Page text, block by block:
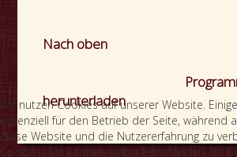
Nach oben
herunterladen
Wir nutzen Cookies auf unserer Website.
essenziell für den Betrieb der Seite, während
diese Website und die Nutzererfahrung zu
Cookies). Sie können selbst entscheiden, ob